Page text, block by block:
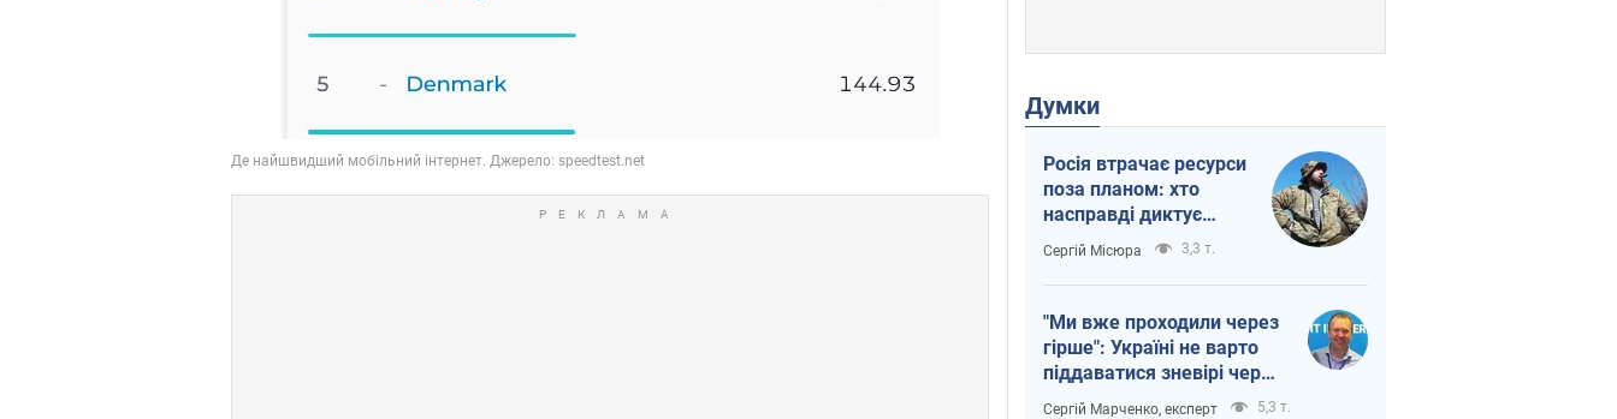
Думки
Росія втрачає ресурси
поза планом: хто
насправді диктує
темп війни
Сергій Місюра 3,3 т.
"Ми вже проходили через
гірше": Україні не варто
піддаватися зневірі через
ракетний терор
Сергій Марченко, експерт 5,3 т.